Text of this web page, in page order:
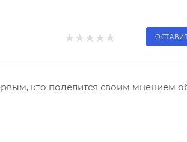
кто поделится своим мнением